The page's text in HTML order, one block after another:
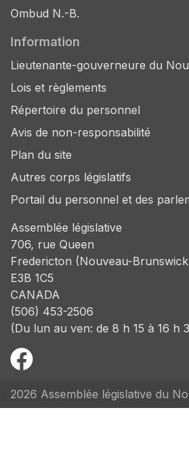
Ombud N.-B.
Information
Lieutenante-gouverneure du
Lois et règlements
Répertoire du personnel
Avis de non-responsabilité
Plan du site
Autres corps législatifs
Portail du personnel et des
Assemblée législative
706, rue Queen
Fredericton (Nouveau-
E3B 1C5
CANADA
(506) 453-2506
(Du lun au ven: de 8 h 15 à 16 h
2026 Assemblée législative du